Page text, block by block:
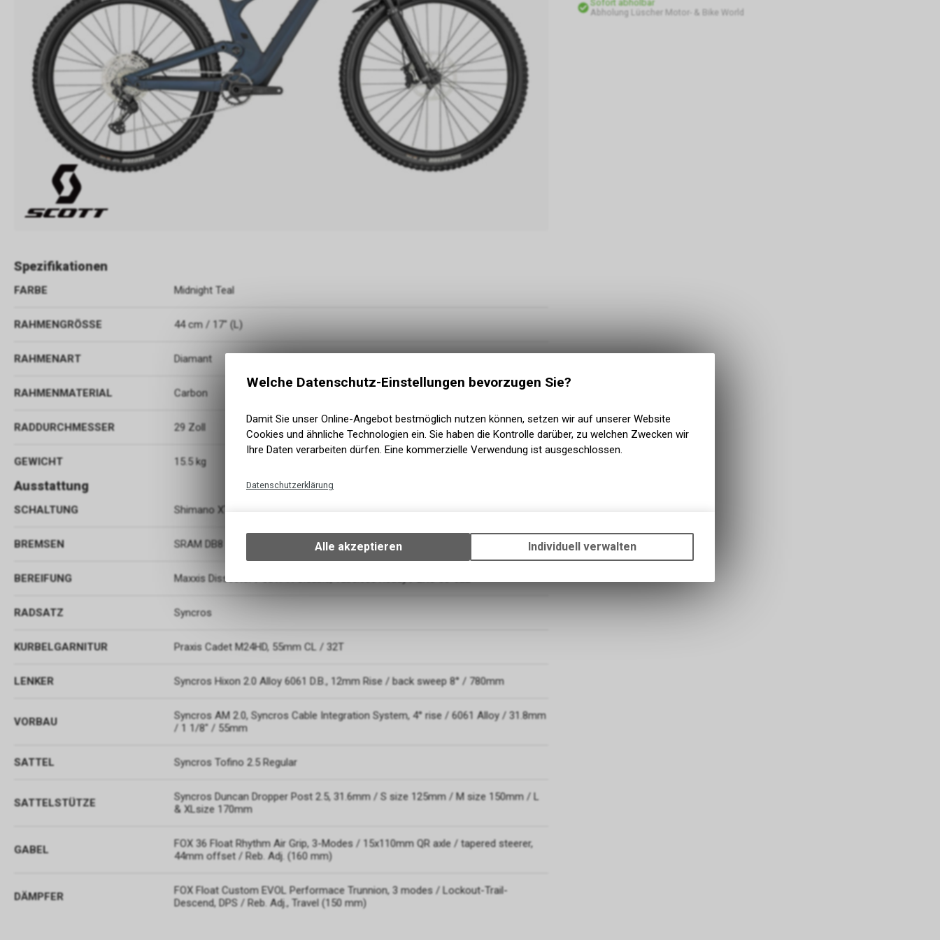
Sofort abholbar
Abholung Lüscher Motor- & Bike World
Spezifikationen
FARBE Midnight Teal
RAHMENGRÖSSE 44 cm / 17" (L)
RAHMENART Diamant
RAHMENMATERIAL Carbon
RADDURCHMESSER 29 Zoll
GEWICHT 15.5 kg
Ausstattung
SCHALTUNG Shimano XT RD-M8100 SGS, Shadow Plus / 12 Speed
BREMSEN SRAM DB8 4 Piston Disc 200/180
BEREIFUNG Maxxis Dissector / 60TPI Foldable, Tubeless Ready / EXO 66-622
RADSATZ Syncros
KURBELGARNITUR Praxis Cadet M24HD, 55mm CL / 32T
LENKER Syncros Hixon 2.0 Alloy 6061 D.B., 12mm Rise / back sweep 8° / 780mm
VORBAU
Syncros AM 2.0, Syncros Cable Integration System, 4° rise / 6061 Alloy / 31.8mm
/ 1 1/8" / 55mm
SATTEL Syncros Tofino 2.5 Regular
SATTELSTÜTZE
Syncros Duncan Dropper Post 2.5, 31.6mm / S size 125mm / M size 150mm / L
& XLsize 170mm
GABEL
FOX 36 Float Rhythm Air Grip, 3-Modes / 15x110mm QR axle / tapered steerer,
44mm offset / Reb. Adj. (160 mm)
DÄMPFER
FOX Float Custom EVOL Performace Trunnion, 3 modes / Lockout-Trail-
Descend, DPS / Reb. Adj., Travel (150 mm)
Welche Datenschutz-Einstellungen bevorzugen Sie?
Damit Sie unser Online-Angebot bestmöglich nutzen können, setzen wir auf unserer Website
Cookies und ähnliche Technologien ein. Sie haben die Kontrolle darüber, zu welchen Zwecken wir
Ihre Daten verarbeiten dürfen. Eine kommerzielle Verwendung ist ausgeschlossen.
Datenschutzerklärung
Ihrem Gerät, um die grundlegenden Funktionen unseres Online-Angebots, wie die
Verwendung des Warenkorbs, zu ermöglichen. Bitte beachten Sie, dass die
zulassen.
Alle akzeptieren Individuell verwalten